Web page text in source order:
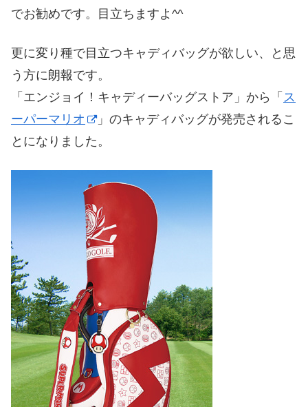
でお勧めです。目立ちますよ^^
更に変り種で目立つキャディバッグが欲しい、と思
う方に朗報です。
「エンジョイ！キャディーバッグストア」から「 ス
ーパーマリオ
」のキャディバッグが発売されるこ
とになりました。